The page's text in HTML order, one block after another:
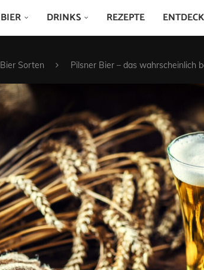
BIER DRINKS REZEPTE
Bier Sorten Pilsner Bier – das wahrscheinlich